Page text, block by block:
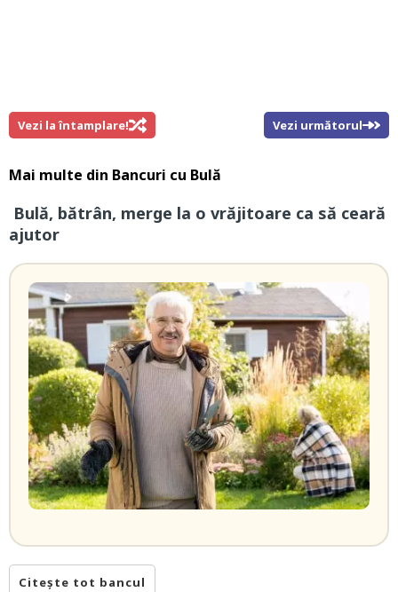
Vezi la întamplare! Vezi următorul
Mai multe din Bancuri cu Bulă
Bulă, bătrân, merge la o vrăjitoare ca să ceară
ajutor
Citește tot bancul